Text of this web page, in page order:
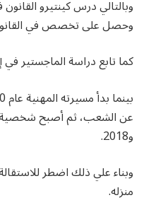
وبالتالي درس كينتيرو
وحصل على تخصص في
كما تابع دراسة الماجستير في
و2018.
وبناء علي ذلك اضطر
منزله.